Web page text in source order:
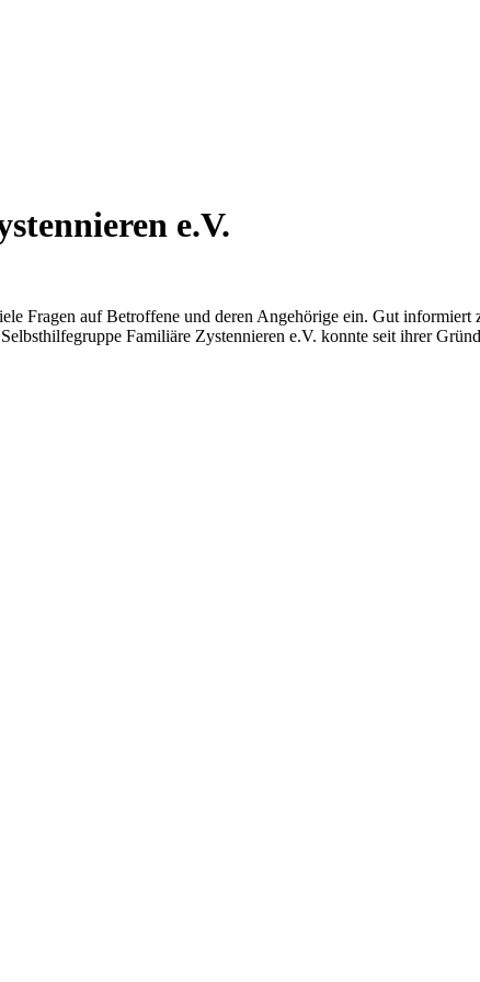
e.V.
Fragen auf Betroffene und deren Angehörige ein. Gut
Familiäre Zystennieren e.V. konnte seit ihrer